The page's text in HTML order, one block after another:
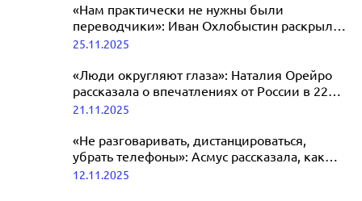
«Нам практически не нужны были
переводчики»: Иван Охлобыстин раскрыл
детали съемок с Наталией Орейро
25.11.2025
«Люди округляют глаза»: Наталия Орейро
рассказала о впечатлениях от России в 22
года
21.11.2025
«Не разговаривать, дистанцироваться,
убрать телефоны»: Асмус рассказала, как
снималась с Наталией Орейро
12.11.2025